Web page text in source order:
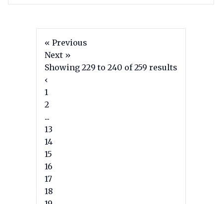
« Previous
Next »
Showing 229 to 240 of259 results
‹
1
2
...
13
14
15
16
17
18